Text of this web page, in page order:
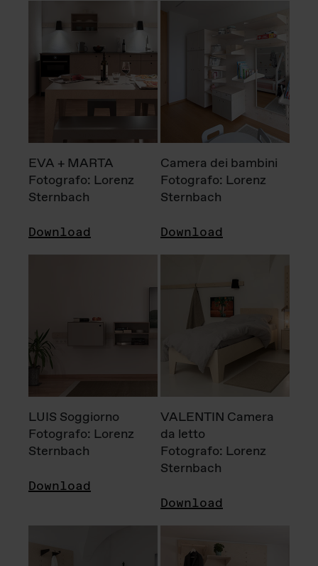
EVA + MARTA
Fotografo: Lorenz
Sternbach
Download
Camera dei bambini
Fotografo: Lorenz
Sternbach
Download
LUIS Soggiorno
Fotografo: Lorenz
Sternbach
Download
VALENTIN Camera
da letto
Fotografo: Lorenz
Sternbach
Download